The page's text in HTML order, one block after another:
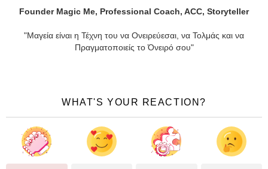
Founder Magic Me, Professional Coach, ACC, Storyteller
"Μαγεία είναι η Τέχνη του να Ονειρεύεσαι, να Τολμάς και να
Πραγματοποιείς το Όνειρό σου"
WHAT'S YOUR REACTION?